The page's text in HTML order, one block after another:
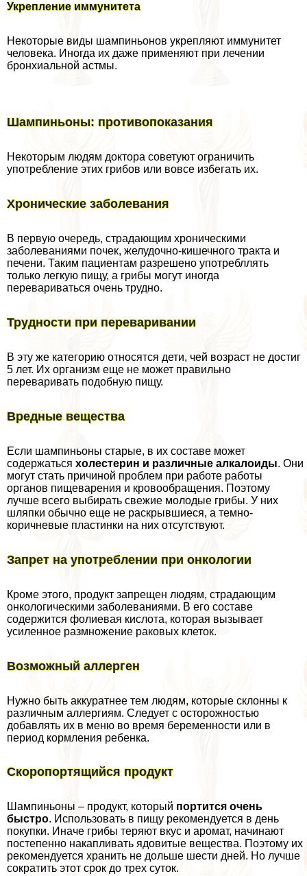
Укрепление иммунитета
Некоторые виды шампиньонов укрепляют иммунитет
человека. Иногда их даже применяют при лечении
бронхиальной астмы.
Шампиньоны: противопоказания
Некоторым людям доктора советуют ограничить
употрeбление этих грибов или вовсе избегать их.
Хронические заболевания
В первую очередь, страдающим хроническими
заболеваниями почек, желудочно-кишечного тpaкта и
печени. Таким пациентам разрешено употрeбллять
только легкую пищу, а грибы могут иногда
перевариваться очень трудно.
Трудности при переваривании
В эту же категорию относятся дети, чей возраст не достиг
5 лет. Их организм еще не может правильно
переваривать подобную пищу.
Вредные вещества
Если шампиньоны старые, в их составе может
содержаться холестерин и различные алкалоиды. Они
могут стать причиной проблем при работе работы
органов пищеварения и кровообращения. Поэтому
лучше всего выбирать свежие молодые грибы. У них
шляпки обычно еще не раскрывшиеся, а темно-
коричневые пластинки на них отсутствуют.
Запрет на употрeблении при oнкoлoгии
Кроме этого, продукт запрещен людям, страдающим
oнкoлoгическими заболеваниями. В его составе
содержится фолиевая кислота, которая вызывает
усиленное размножение paковых клеток.
Возможный аллерген
Нужно быть аккуратнее тем людям, которые склонны к
различным аллергиям. Следует с осторожностью
добавлять их в меню во время беременности или в
период кормления ребенка.
Скоропортящийся продукт
Шампиньоны – продукт, который портится очень
быстро. Использовать в пищу рекомендуется в день
покупки. Иначе грибы теряют вкус и аромат, начинают
постепенно накапливать ядовитые вещества. Поэтому их
рекомендуется хранить не дольше шести дней. Но лучше
сократить этот срок до трех суток.